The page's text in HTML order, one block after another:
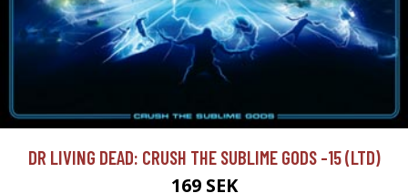
DR LIVING DEAD: CRUSH THE SUBLIME GODS -15 (LTD)
169 SEK